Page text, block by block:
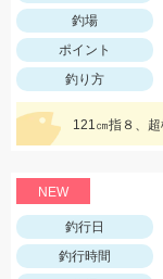
釣場
ポイント
釣り方
121㎝指８、超
NEW
釣行日
釣行時間